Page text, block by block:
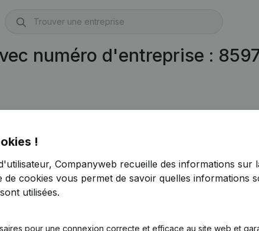
numéro d'entreprise :
!
Companyweb recueille des informations sur
de cookies vous permet de savoir quelles informations
utilisées.
pour une connexion correcte et efficace au site web et